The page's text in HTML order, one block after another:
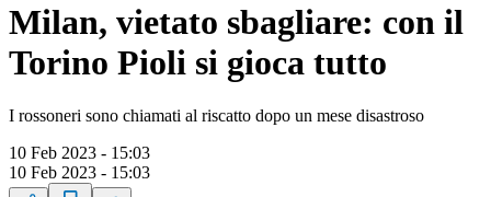
Milan, vietato sbagliare: con il
Torino Pioli si gioca tutto
I rossoneri sono chiamati al riscatto dopo un mese disastroso
10 Feb 2023 - 15:03
10 Feb 2023 - 15:03